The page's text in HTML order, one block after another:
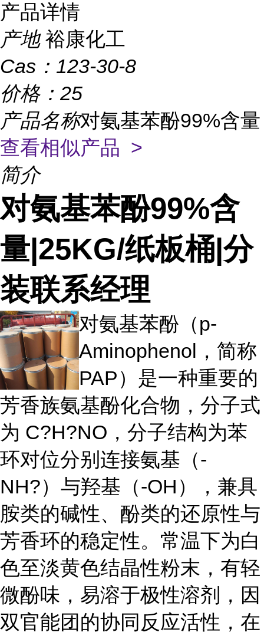
产品详情
产地 裕康化工
Cas： 123-30-8
价格： 25
产品名称对氨基苯酚99%含量
查看相似产品 >
简介
对氨基苯酚99%含
量|25KG/纸板桶|分
装联系经理
对氨基苯酚（p-
Aminophenol，简称
PAP）是一种重要的
芳香族氨基酚化合物，分子式
为 C?H?NO，分子结构为苯
环对位分别连接氨基（-
NH?）与羟基（-OH），兼具
胺类的碱性、酚类的还原性与
芳香环的稳定性。常温下为白
色至淡黄色结晶性粉末，有轻
微酚味，易溶于极性溶剂，因
双官能团的协同反应活性，在